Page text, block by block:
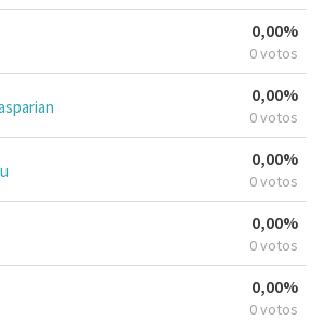
0,00%
0 votos
0,00%
0 votos
0,00%
0 votos
0,00%
0 votos
0,00%
0 votos